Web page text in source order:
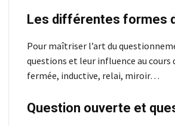
Les différentes formes
Pour maîtriser l’art du
questions et leur influence au cours
fermée, inductive, relai, miroir…
Question ouverte et